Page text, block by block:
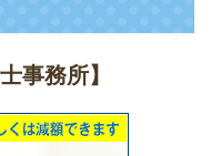
事務所】